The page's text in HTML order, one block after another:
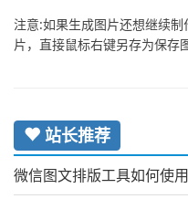
注意:如果生成图片还想继续
片，直接鼠标右键另存为保存
站长推荐
微信图文排版工具如何使用